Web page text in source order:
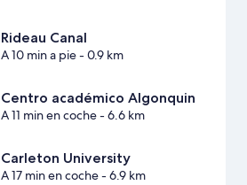
Rideau Canal
A 10 min a pie- 0.9 km
Centro académico Algonquin
A 11 min en coche- 6.6 km
Carleton University
A 17 min en coche- 6.9 km